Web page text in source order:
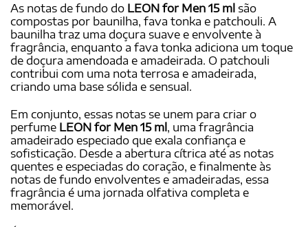
As notas de fundo do LEON for Men 15 ml são
compostas por baunilha, fava tonka e patchouli. A
baunilha traz uma doçura suave e envolvente à
fragrância, enquanto a fava tonka adiciona um toque
de doçura amendoada e amadeirada. O patchouli
contribui com uma nota terrosa e amadeirada,
criando uma base sólida e sensual.
Em conjunto, essas notas se unem para criar o
perfume LEON for Men 15 ml, uma fragrância
amadeirado especiado que exala confiança e
sofisticação. Desde a abertura cítrica até as notas
quentes e especiadas do coração, e finalmente às
notas de fundo envolventes e amadeiradas, essa
fragrância é uma jornada olfativa completa e
memorável.